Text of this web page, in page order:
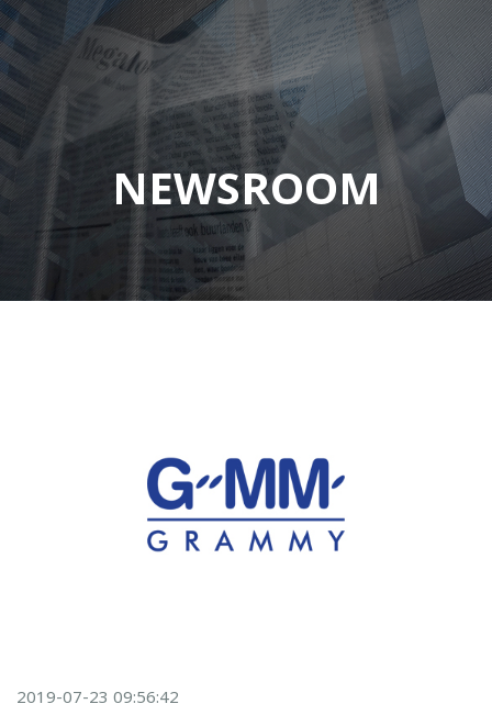
NEWSROOM
2019-07-23 09:56:42